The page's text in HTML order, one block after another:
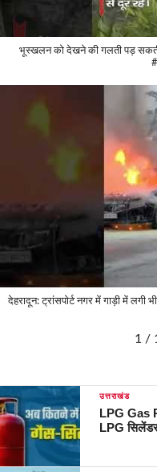
भूस्खलन को देखने की गलती पड़
देहरादून: ट्रांसपोर्ट नगर में गाड़ी में
1 /
उत्तराखंड
LPG Gas
LPG